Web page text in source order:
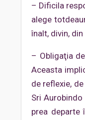
– Dificila
alege
înalt, divin,
– Obligaţia
Aceasta
de reflexie,
Sri
prea departe